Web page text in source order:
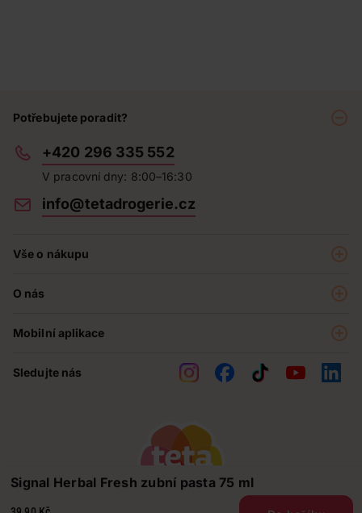
Signal Herbal Fresh zubní pasta 75 ml
Potřebujete poradit?
+420 296 335 552
V pracovní dny: 8:00–16:30
info@tetadrogerie.cz
Vše o nákupu
Prodejny
Obchodní podmínky
O nás
Teta pomáhá
Kontakty
Mobilní aplikace
Sledujte nás